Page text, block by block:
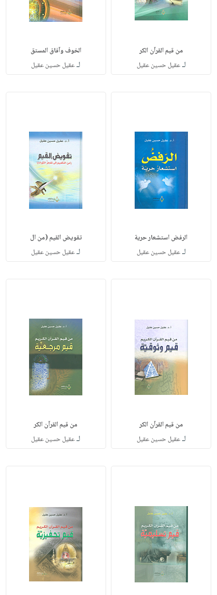
من قيم القرآن الكر
لـعقيل حسين عقيل
الخوف وآفاق المستق
لـعقيل حسين عقيل
الرفض استشعار حرية
لـعقيل حسين عقيل
تقويض القيم (من ال
لـعقيل حسين عقيل
من قيم القرآن الكر
لـعقيل حسين عقيل
من قيم القرآن الكر
لـعقيل حسين عقيل